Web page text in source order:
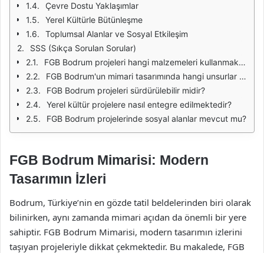
Çevre Dostu Yaklaşımlar
Yerel Kültürle Bütünleşme
Toplumsal Alanlar ve Sosyal Etkileşim
SSS (Sıkça Sorulan Sorular)
FGB Bodrum projeleri hangi malzemeleri kullanmaktadır?
FGB Bodrum'un mimari tasarımında hangi unsurlar ön plandadır?
FGB Bodrum projeleri sürdürülebilir midir?
Yerel kültür projelere nasıl entegre edilmektedir?
FGB Bodrum projelerinde sosyal alanlar mevcut mu?
FGB Bodrum Mimarisi: Modern
Tasarımın İzleri
Bodrum, Türkiye’nin en gözde tatil beldelerinden biri olarak
bilinirken, aynı zamanda mimari açıdan da önemli bir yere
sahiptir. FGB Bodrum Mimarisi, modern tasarımın izlerini
taşıyan projeleriyle dikkat çekmektedir. Bu makalede, FGB